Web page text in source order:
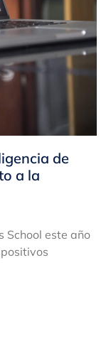
de
a la
School este año